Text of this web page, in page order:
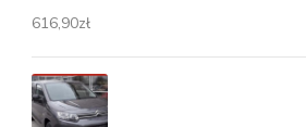
616,90zł